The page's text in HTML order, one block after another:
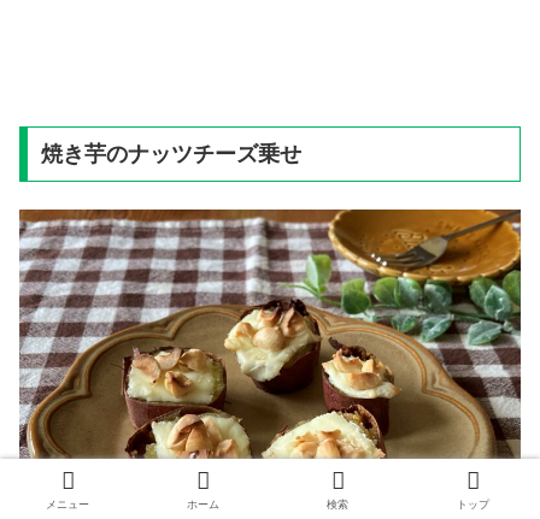
焼き芋のナッツチーズ乗せ
メニュー ホーム 検索 トップ